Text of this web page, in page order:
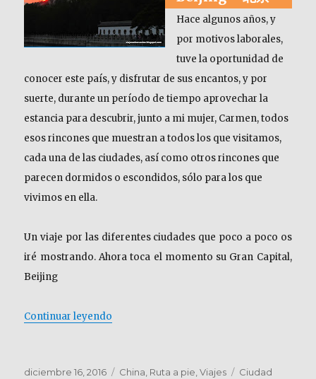
Hace algunos años, y
por motivos laborales,
tuve la oportunidad de
conocer este país, y disfrutar de sus encantos, y por
suerte, durante un período de tiempo aprovechar la
estancia para descubrir, junto a mi mujer, Carmen, todos
esos rincones que muestran a todos los que visitamos,
cada una de las ciudades, así como otros rincones que
parecen dormidos o escondidos, sólo para los que
vivimos en ella.
Un viaje por las diferentes ciudades que poco a poco os
iré mostrando. Ahora toca el momento su Gran Capital,
Beijing
Continuar leyendo
Publicado
diciembre 16, 2016 Categorías
China, Ruta a pie,Viajes Etiquetas
Ciudad